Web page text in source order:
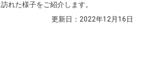
れた様子をご紹介します。
更新日： 2022年12月16日